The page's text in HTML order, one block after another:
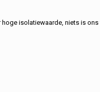
isolatiewaarde, niets is